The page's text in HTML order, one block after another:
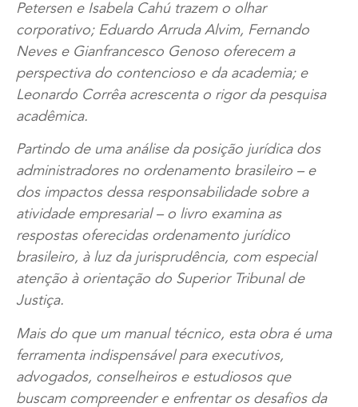
Petersen e Isabela Cahú trazem o olhar
corporativo; Eduardo Arruda Alvim, Fernando
Neves e Gianfrancesco Genoso oferecem a
perspectiva do contencioso e da academia; e
Leonardo Corrêa acrescenta o rigor da pesquisa
acadêmica.
Partindo de uma análise da posição jurídica dos
administradores no ordenamento brasileiro – e
dos impactos dessa responsabilidade sobre a
atividade empresarial – o livro examina as
respostas oferecidas ordenamento jurídico
brasileiro, à luz da jurisprudência, com especial
atenção à orientação do Superior Tribunal de
Justiça.
Mais do que um manual técnico, esta obra é uma
ferramenta indispensável para executivos,
advogados, conselheiros e estudiosos que
buscam compreender e enfrentar os desafios da